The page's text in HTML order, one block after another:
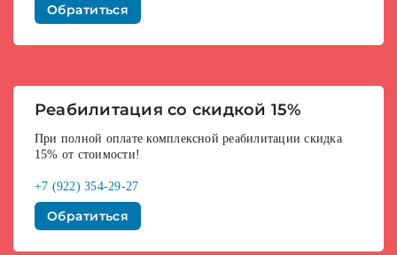
Обратиться
Реабилитация со скидкой 15%
При полной оплате комплексной реабилитации скидка
15% от стоимости!
+7 (922) 354-29-27
Обратиться